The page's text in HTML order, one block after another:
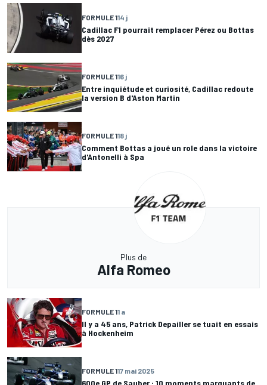
FORMULE 114 j
Cadillac F1 pourrait remplacer Pérez ou Bottas
dès 2027
FORMULE 116 j
Entre inquiétude et curiosité, Cadillac redoute
la version B d'Aston Martin
FORMULE 118 j
Comment Bottas a joué un role dans la victoire
d'Antonelli à Spa
Plus de
Alfa Romeo
FORMULE 11 a
Il y a 45 ans, Patrick Depailler se tuait en essais
à Hockenheim
FORMULE 117 mai 2025